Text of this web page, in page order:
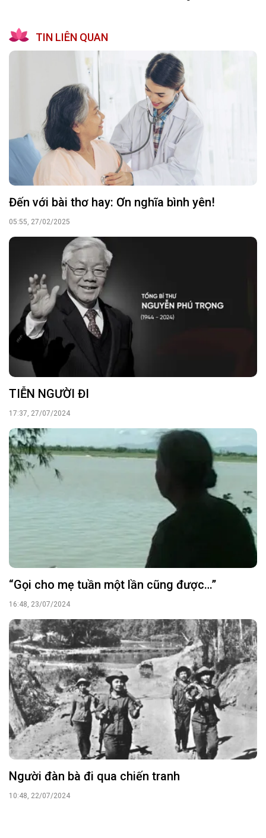
TIN LIÊN QUAN
Đến với bài thơ hay: Ơn nghĩa bình yên!
05:55, 27/02/2025
TIỄN NGƯỜI ĐI
17:37, 27/07/2024
“Gọi cho mẹ tuần một lần cũng được…”
16:48, 23/07/2024
Người đàn bà đi qua chiến tranh
10:48, 22/07/2024